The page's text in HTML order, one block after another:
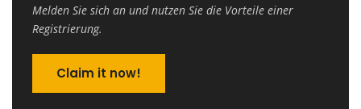
Melden Sie sich an und nutzen Sie die Vorteile einer
Registrierung.
Claim it now!